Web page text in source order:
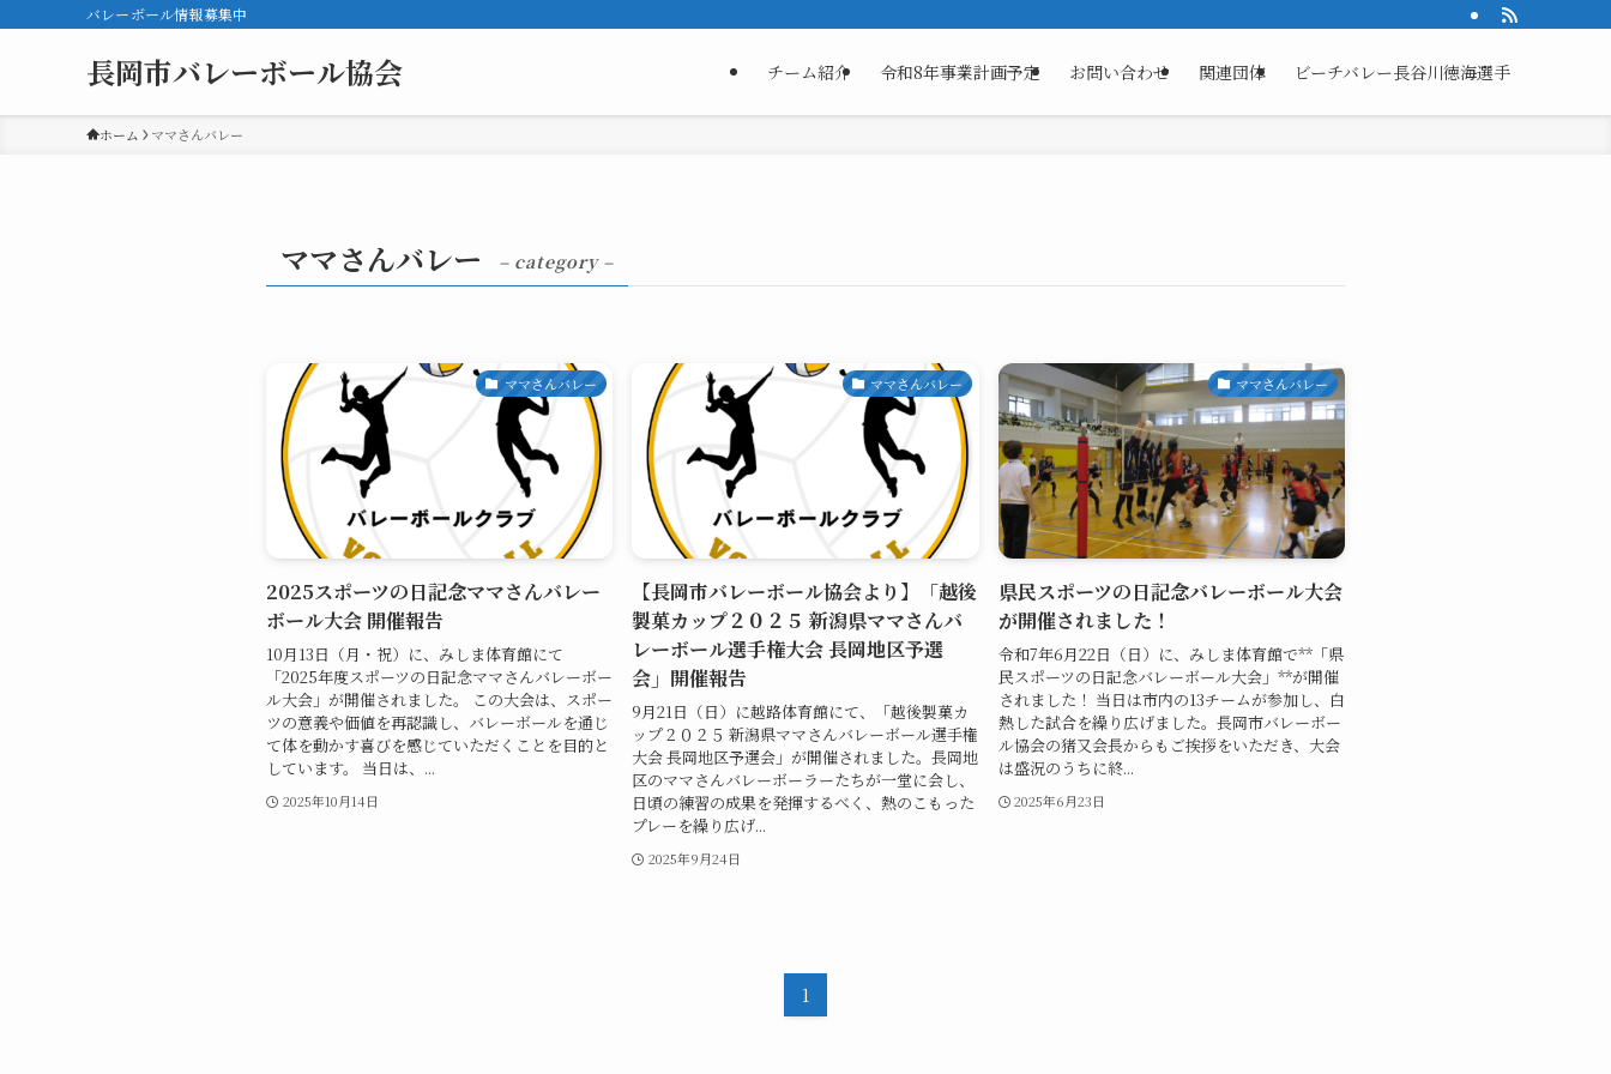
バレーボール情報募集中
長岡市バレーボール協会 チーム紹介 令和8年事業計画予定 お問い合わせ 関連団体 ビーチバレー長谷川徳海選手
ホーム ママさんバレー
ママさんバレー – category –
ママさんバレー
2025スポーツの日記念ママさんバレー
ボール大会 開催報告
10月13日（月・祝）に、みしま体育館にて
「2025年度スポーツの日記念ママさんバレーボー
ル大会」が開催されました。 この大会は、スポー
ツの意義や価値を再認識し、バレーボールを通じ
て体を動かす喜びを感じていただくことを目的と
しています。 当日は、...
2025年10月14日
ママさんバレー
【長岡市バレーボール協会より】「越後
製菓カップ２０２５ 新潟県ママさんバ
レーボール選手権大会 長岡地区予選
会」開催報告
9月21日（日）に越路体育館にて、「越後製菓カ
ップ２０２５ 新潟県ママさんバレーボール選手権
大会 長岡地区予選会」が開催されました。長岡地
区のママさんバレーボーラーたちが一堂に会し、
日頃の練習の成果を発揮するべく、熱のこもった
プレーを繰り広げ...
2025年9月24日
ママさんバレー
県民スポーツの日記念バレーボール大会
が開催されました！
令和7年6月22日（日）に、みしま体育館で**「県
民スポーツの日記念バレーボール大会」**が開催
されました！ 当日は市内の13チームが参加し、白
熱した試合を繰り広げました。長岡市バレーボー
ル協会の猪又会長からもご挨拶をいただき、大会
は盛況のうちに終...
2025年6月23日
1